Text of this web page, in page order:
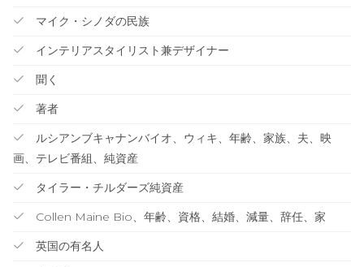
マイク・シノダの民族
インテリアスタイリスト兼デザイナー
聞く
著者
ルシアンブキャナンバイオ、ウィキ、年齢、家族、夫、映
画、テレビ番組、純資産
タイラー・チルダーズ純資産
Collen Maine Bio、年齢、資格、結婚、減量、辞任、家
英国の有名人